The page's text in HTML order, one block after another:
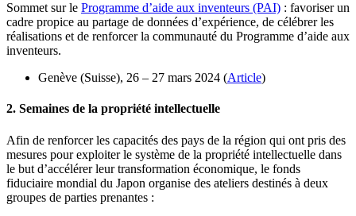
Sommet sur le Programme d’aide aux inventeurs (PAI) : favoriser un
cadre propice au partage de données d’expérience, de célébrer les
réalisations et de renforcer la communauté du Programme d’aide aux
inventeurs.
Genève (Suisse), 26 – 27 mars 2024 (Article)
2. Semaines de la propriété intellectuelle
Afin de renforcer les capacités des pays de la région qui ont pris des
mesures pour exploiter le système de la propriété intellectuelle dans
le but d’accélérer leur transformation économique, le fonds
fiduciaire mondial du Japon organise des ateliers destinés à deux
groupes de parties prenantes :